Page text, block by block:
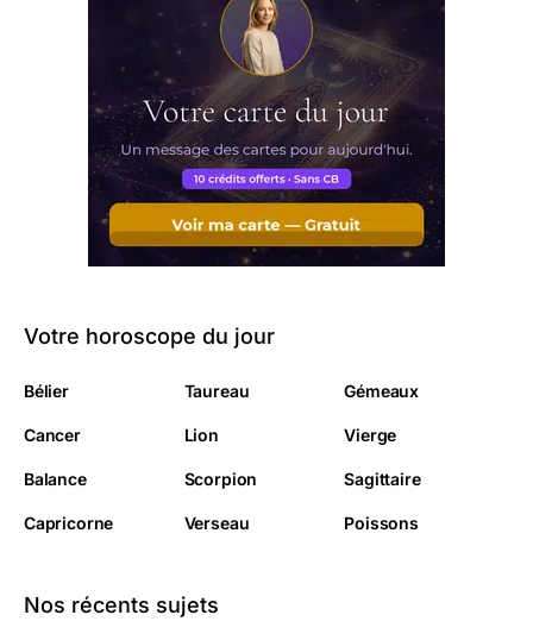
Votre horoscope du jour
Bélier Taureau Gémeaux
Cancer Lion Vierge
Balance Scorpion Sagittaire
Capricorne Verseau Poissons
Nos récents sujets